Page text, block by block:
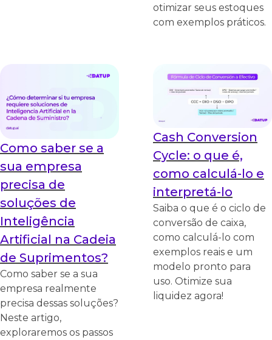
otimizar seus estoques
com exemplos práticos.
Como saber se a
sua empresa
precisa de
soluções de
Inteligência
Artificial na Cadeia
de Suprimentos?
Como saber se a sua
empresa realmente
precisa dessas soluções?
Neste artigo,
exploraremos os passos
Cash Conversion
Cycle: o que é,
como calculá-lo e
interpretá-lo
Saiba o que é o ciclo de
conversão de caixa,
como calculá-lo com
exemplos reais e um
modelo pronto para
uso. Otimize sua
liquidez agora!